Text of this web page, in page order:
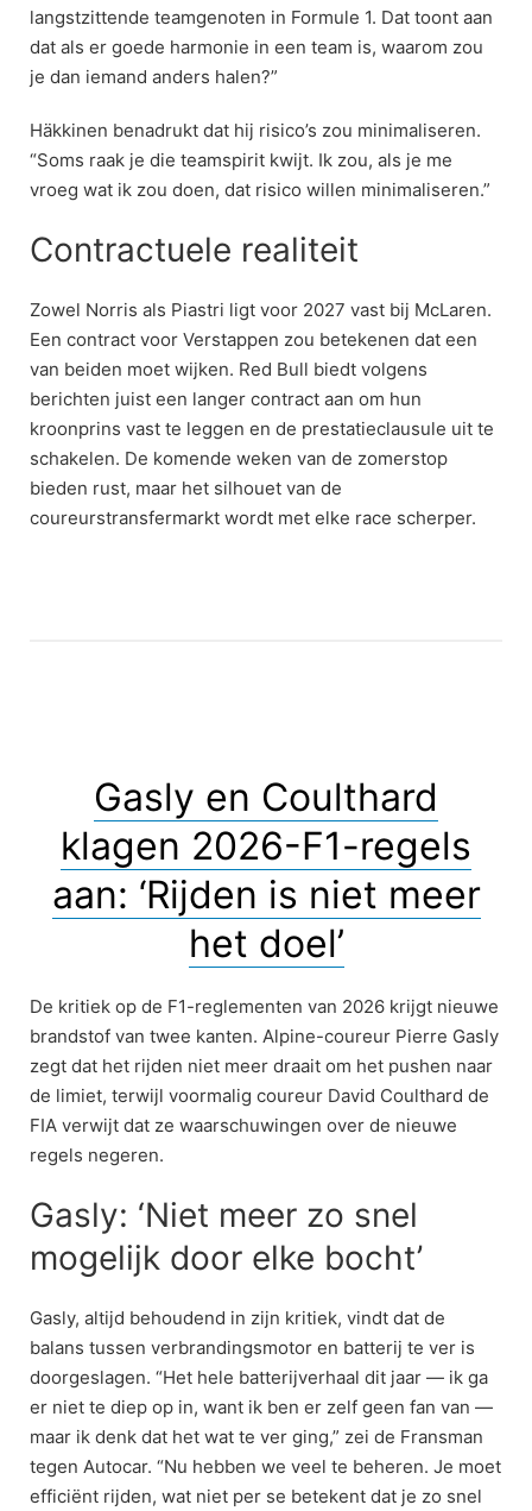
langstzittende teamgenoten in Formule 1. Dat toont aan
dat als er goede harmonie in een team is, waarom zou
je dan iemand anders halen?”
Häkkinen benadrukt dat hij risico’s zou minimaliseren.
“Soms raak je die teamspirit kwijt. Ik zou, als je me
vroeg wat ik zou doen, dat risico willen minimaliseren.”
Contractuele realiteit
Zowel Norris als Piastri ligt voor 2027 vast bij McLaren.
Een contract voor Verstappen zou betekenen dat een
van beiden moet wijken. Red Bull biedt volgens
berichten juist een langer contract aan om hun
kroonprins vast te leggen en de prestatieclausule uit te
schakelen. De komende weken van de zomerstop
bieden rust, maar het silhouet van de
coureurstransfermarkt wordt met elke race scherper.
Gasly en Coulthard
klagen 2026-F1-regels
aan: ‘Rijden is niet meer
het doel’
De kritiek op de F1-reglementen van 2026 krijgt nieuwe
brandstof van twee kanten. Alpine-coureur Pierre Gasly
zegt dat het rijden niet meer draait om het pushen naar
de limiet, terwijl voormalig coureur David Coulthard de
FIA verwijt dat ze waarschuwingen over de nieuwe
regels negeren.
Gasly: ‘Niet meer zo snel
mogelijk door elke bocht’
Gasly, altijd behoudend in zijn kritiek, vindt dat de
balans tussen verbrandingsmotor en batterij te ver is
doorgeslagen. “Het hele batterijverhaal dit jaar — ik ga
er niet te diep op in, want ik ben er zelf geen fan van —
maar ik denk dat het wat te ver ging,” zei de Fransman
tegen Autocar. “Nu hebben we veel te beheren. Je moet
efficiënt rijden, wat niet per se betekent dat je zo snel